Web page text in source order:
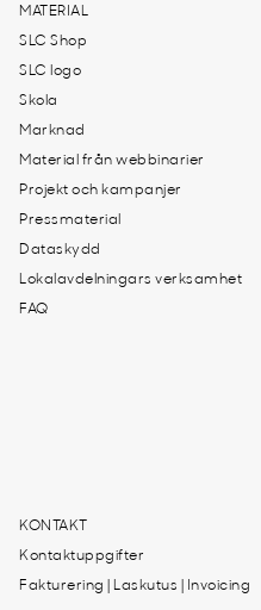
MATERIAL
SLC Shop
SLC logo
Skola
Marknad
Material från webbinarier
Projekt och kampanjer
Pressmaterial
Dataskydd
Lokalavdelningars verksamhet
FAQ
KONTAKT
Kontaktuppgifter
Fakturering | Laskutus | Invoicing